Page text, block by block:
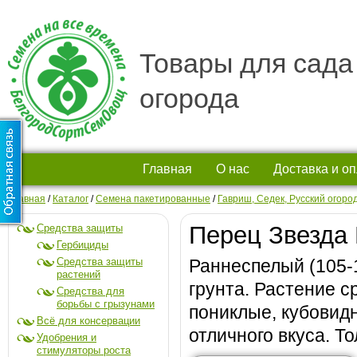
Товары для
огорода
Главная О нас Доставка и
Главная / Каталог / Семена пакетированные / Гавриш, Седек, Русский
Средства защиты
Гербициды
Средства защиты
растений
Средства для
борьбы с грызунами
Всё для консервации
Удобрения и
стимуляторы роста
Перец Звезда
Раннеспелый (105-
грунта. Растение
пониклые,
отличного вкуса.